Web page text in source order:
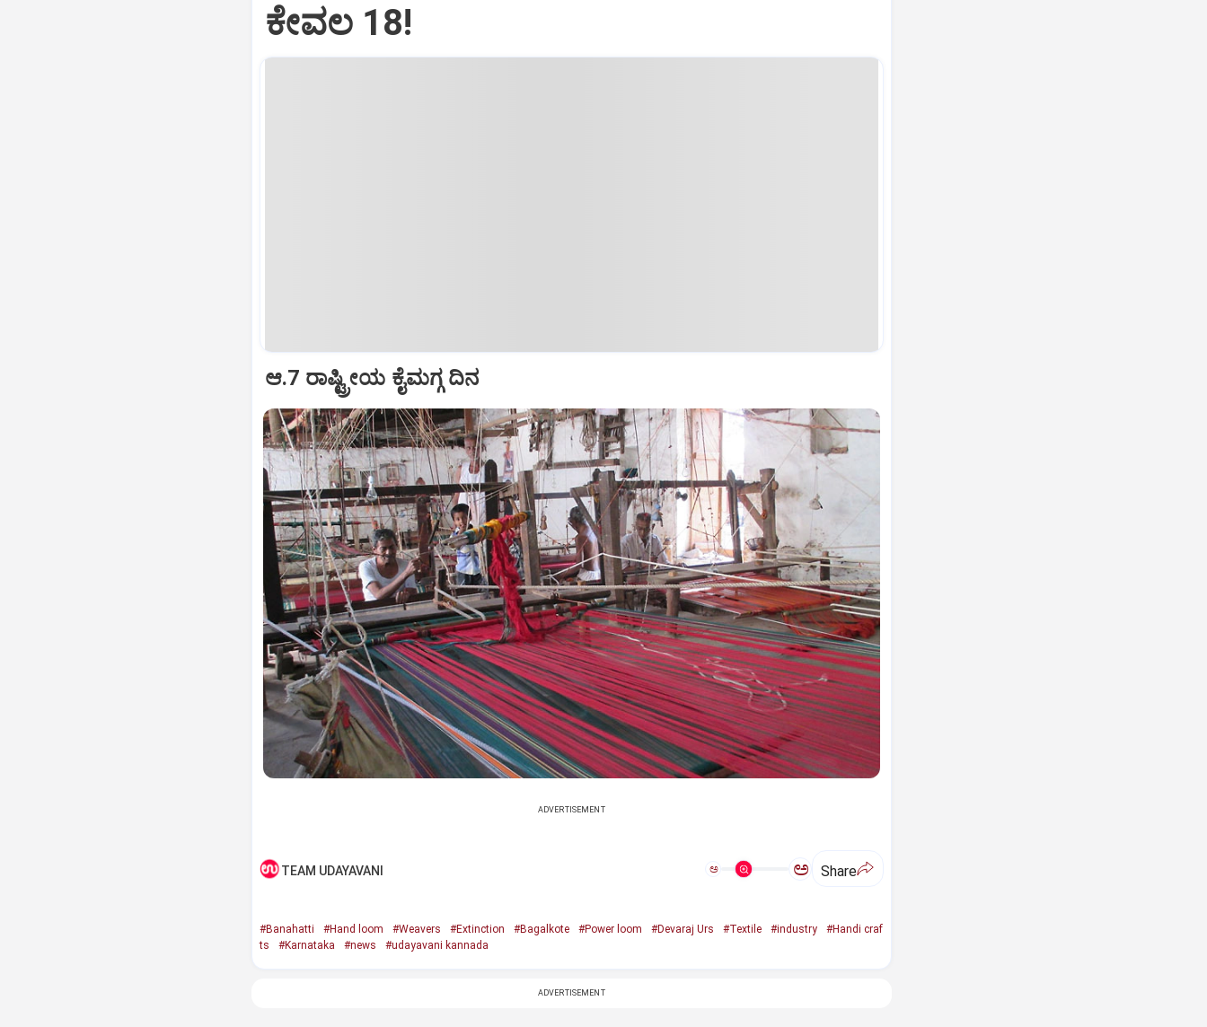
ಕೇವಲ 18!
ಆ.7 ರಾಷ್ಟ್ರೀಯ ಕೈಮಗ್ಗ ದಿನ
ADVERTISEMENT
TEAM UDAYAVANI ಅ ಅ Share
#Banahatti #Hand loom #Weavers #Extinction #Bagalkote #Power loom #Devaraj Urs #Textile #industry
#Handi craf
ts
#Karnataka #news #udayavani kannada
ADVERTISEMENT